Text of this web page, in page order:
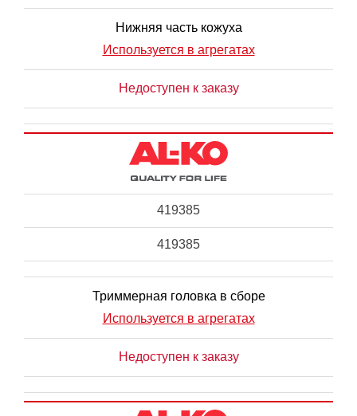
Нижняя часть кожуха
Используется в агрегатах
Недоступен к заказу
419385
419385
Триммерная головка в сборе
Используется в агрегатах
Недоступен к заказу